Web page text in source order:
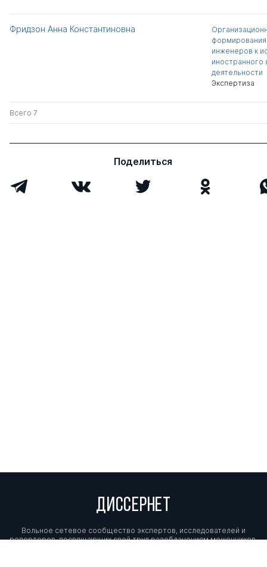
Фридзон Анна Константиновна
инженеров к
иностранного
деятельности
Экспертиза
Всего 7
Поделиться
ДИССЕРНЕТ
Вольное сетевое сообщество экспертов, исследователей и
репортеров, посвящающих свой труд разоблачениям мошенников,